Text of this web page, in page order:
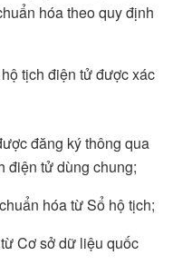
hóa theo quy định
tịch điện tử được xác
đăng ký thông qua
điện tử dùng chung;
hóa từ Sổ hộ tịch;
Cơ sở dữ liệu quốc